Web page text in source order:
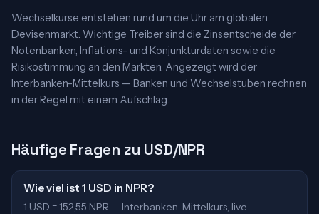
Wechselkurse entstehen rund um die Uhr am globalen
Devisenmarkt. Wichtige Treiber sind die Zinsentscheide der
Notenbanken, Inflations- und Konjunkturdaten sowie die
Risikostimmung an den Märkten. Angezeigt wird der
Interbanken-Mittelkurs — Banken und Wechselstuben rechnen
in der Regel mit einem Aufschlag.
Häufige Fragen zu USD/NPR
Wie viel ist 1 USD in NPR?
1 USD = 152,55 NPR — Interbanken-Mittelkurs, live